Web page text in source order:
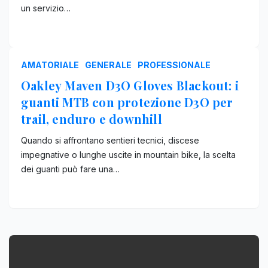
un servizio…
AMATORIALE GENERALE PROFESSIONALE
Oakley Maven D3O Gloves Blackout: i
guanti MTB con protezione D3O per
trail, enduro e downhill
Quando si affrontano sentieri tecnici, discese
impegnative o lunghe uscite in mountain bike, la scelta
dei guanti può fare una…